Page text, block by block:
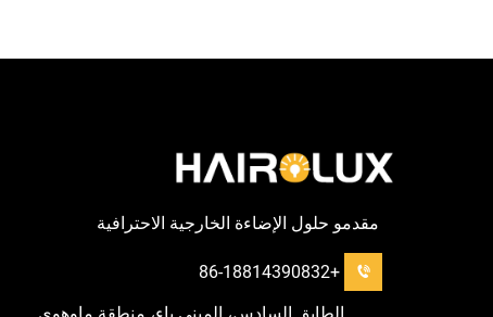
مقدمو حلول الإضاءة الخارجية الاحترافية
+86-18814390832